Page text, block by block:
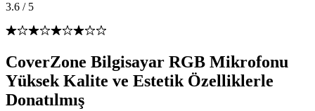
3.6 / 5
CoverZone Bilgisayar RGB Mikrofonu
Yüksek Kalite ve Estetik Özelliklerle
Donatılmış